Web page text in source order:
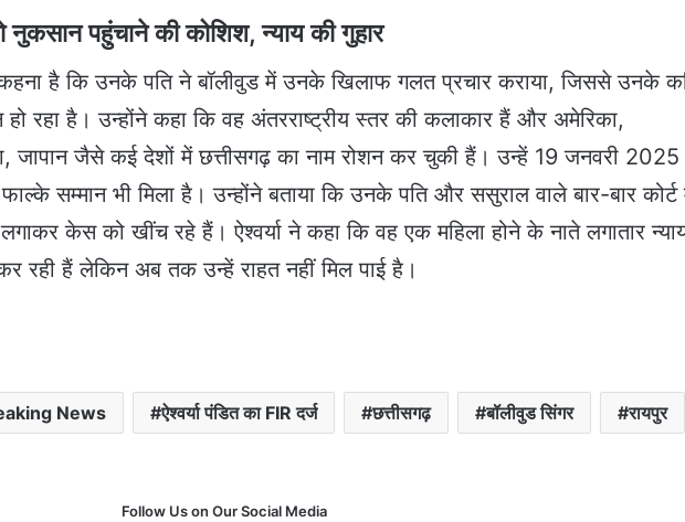
नुकसान पहुंचाने की कोशिश, न्याय की गुहार
कहना है कि उनके पति ने बॉलीवुड में उनके खिलाफ गलत प्रचार कराया, जिससे उनके
रहा है। उन्होंने कहा कि वह अंतरराष्ट्रीय स्तर की कलाकार हैं और अमेरिका,
जापान जैसे कई देशों में छत्तीसगढ़ का नाम रोशन कर चुकी हैं। उन्हें 19 जनवरी 2025
फाल्के सम्मान भी मिला है। उन्होंने बताया कि उनके पति और ससुराल वाले बार-बार कोर्ट
केस को खींच रहे हैं। ऐश्वर्या ने कहा कि वह एक महिला होने के नाते लगातार
रही हैं लेकिन अब तक उन्हें राहत नहीं मिल पाई है।
News ऐश्वर्या पंडित का FIR दर्ज छत्तीसगढ़ बॉलीवुड सिंगर रायपुर
Follow Us on Our Social Media